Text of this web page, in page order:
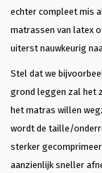
echter compleet mis
matrassen van latex
uiterst nauwkeurig
Stel dat we
grond leggen zal het
het matras willen
wordt de taille/
sterker
aanzienlijk sneller